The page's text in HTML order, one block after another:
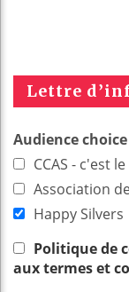
Lettre
Audience choice
CCAS - c'est
Association
Happy Silvers
Politique de
aux termes et